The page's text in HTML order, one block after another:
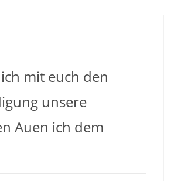
mit euch den
unsere
Auen ich dem